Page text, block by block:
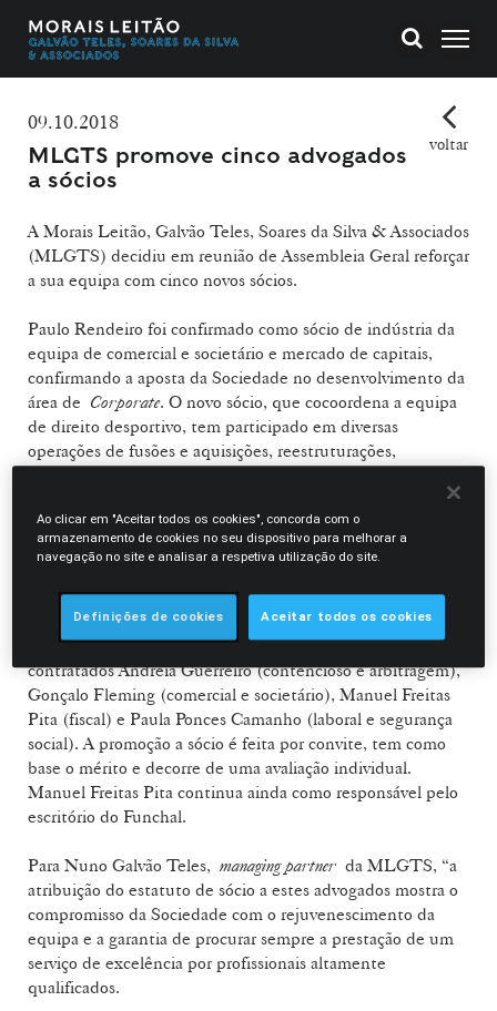
09.10.2018
MLGTS promove cinco advogados
a sócios
voltar
A Morais Leitão, Galvão Teles, Soares da Silva & Associados
(MLGTS) decidiu em reunião de Assembleia Geral reforçar
a sua equipa com cinco novos sócios.
Paulo Rendeiro foi confirmado como sócio de indústria da
equipa de comercial e societário e mercado de capitais,
confirmando a aposta da Sociedade no desenvolvimento da
área de Corporate. O novo sócio, que cocoordena a equipa
de direito desportivo, tem participado em diversas
operações de fusões e aquisições, reestruturações,
estrangeiros. Com esta promoção, a equipa de comercial e
societário da MLGTS conta agora com 18 sócios e 27
mercado, dando sinais claros de renovação geracional.
Na mesma Assembleia foram também promovidos a sócios
contratados Andreia Guerreiro (contencioso e arbitragem),
Gonçalo Fleming (comercial e societário), Manuel Freitas
Pita (fiscal) e Paula Ponces Camanho (laboral e segurança
social). A promoção a sócio é feita por convite, tem como
base o mérito e decorre de uma avaliação individual.
Manuel Freitas Pita continua ainda como responsável pelo
escritório do Funchal.
Para Nuno Galvão Teles, managing partner da MLGTS, “a
atribuição do estatuto de sócio a estes advogados mostra o
compromisso da Sociedade com o rejuvenescimento da
equipa e a garantia de procurar sempre a prestação de um
serviço de excelência por profissionais altamente
qualificados.
Ao clicar em "Aceitar todos os cookies", concorda com o
armazenamento de cookies no seu dispositivo para melhorar a
navegação no site e analisar a respetiva utilização do site.
Definições de cookies Aceitar todos os cookies